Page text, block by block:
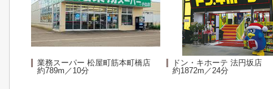
業務スーパー 松屋町筋本町橋店
約789m／10分
ドン・キホーテ 法円坂店
約1872m／24分